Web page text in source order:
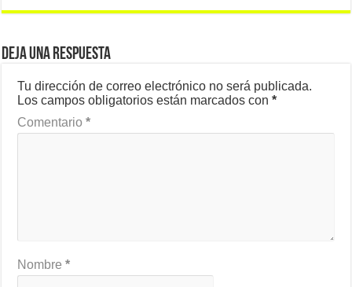
Deja una respuesta
Tu dirección de correo electrónico no será publicada.
Los campos obligatorios están marcados con*
Comentario*
Nombre*